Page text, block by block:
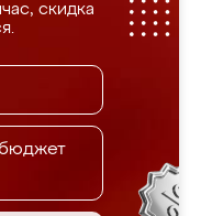
скидка